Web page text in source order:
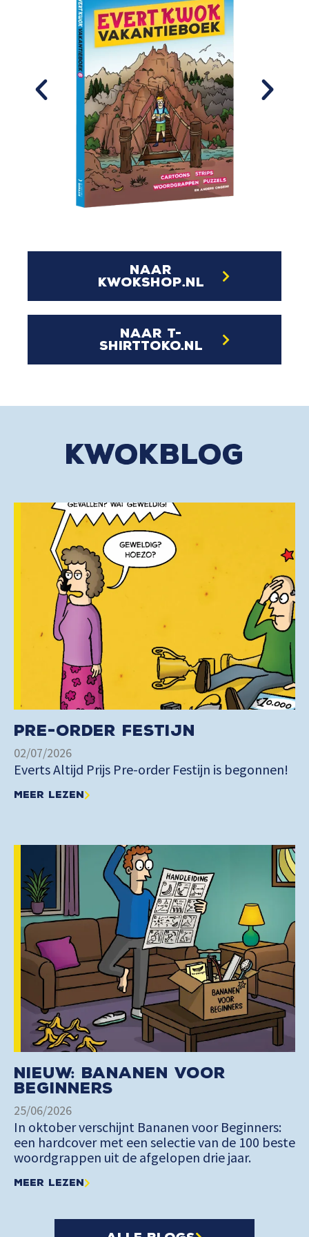
naar
kwokshop.nl
naar t-
shirttoko.nl
kwokblog
Pre-order Festijn
02/07/2026
Everts Altijd Prijs Pre-order Festijn is begonnen!
Meer lezen
Nieuw: Bananen voor
Beginners
25/06/2026
In oktober verschijnt Bananen voor Beginners:
een hardcover met een selectie van de 100 beste
woordgrappen uit de afgelopen drie jaar.
Meer lezen